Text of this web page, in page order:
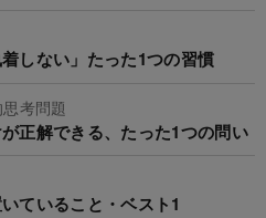
しない」たった1つの習慣
考問題
正解できる、たった1つの問い
ていること・ベスト1